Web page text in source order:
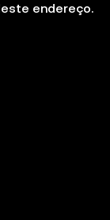
endereço.